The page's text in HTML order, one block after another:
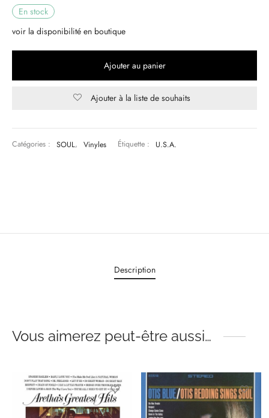
En stock
voir la disponibilité en boutique
Ajouter au panier
Ajouter à la liste de souhaits
Catégories : SOUL, Vinyles Étiquette : U.S.A.
Description
Vous aimerez peut-être aussi…
HOP
MUSIQUES IMPROVISEES